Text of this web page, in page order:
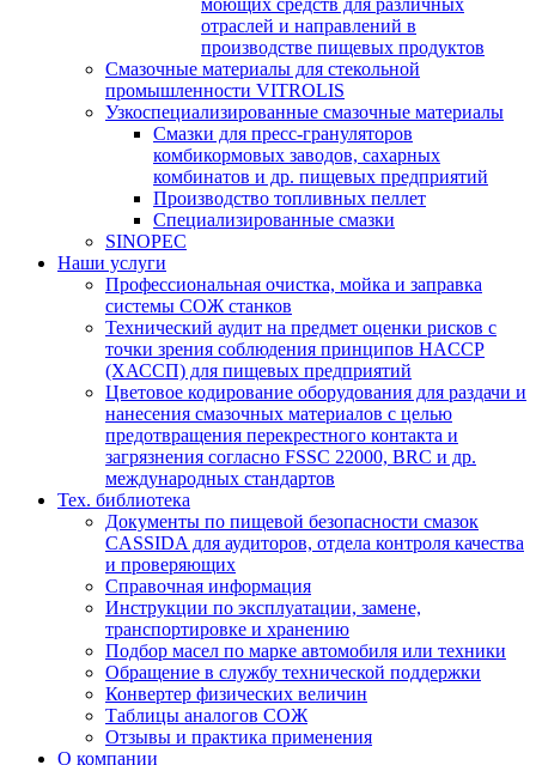
моющих средств для различных
отраслей и направлений в
производстве пищевых продуктов
Смазочные материалы для стекольной
промышленности VITROLIS
Узкоспециализированные смазочные материалы
Смазки для пресс-грануляторов
комбикормовых заводов, сахарных
комбинатов и др. пищевых предприятий
Производство топливных пеллет
Специализированные смазки
SINOPEC
Наши услуги
Профессиональная очистка, мойка и заправка
системы СОЖ станков
Технический аудит на предмет оценки рисков с
точки зрения соблюдения принципов HACCP
(ХАССП) для пищевых предприятий
Цветовое кодирование оборудования для раздачи и
нанесения смазочных материалов с целью
предотвращения перекрестного контакта и
загрязнения согласно FSSC 22000, BRC и др.
международных стандартов
Тех. библиотека
Документы по пищевой безопасности смазок
CASSIDA для аудиторов, отдела контроля качества
и проверяющих
Справочная информация
Инструкции по эксплуатации, замене,
транспортировке и хранению
Подбор масел по марке автомобиля или техники
Обращение в службу технической поддержки
Конвертер физических величин
Таблицы аналогов СОЖ
Отзывы и практика применения
О компании